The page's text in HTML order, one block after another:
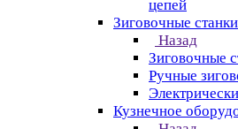
цепей
Зиговочные станки
Назад
Зиговочные
Ручные
Кузнечное